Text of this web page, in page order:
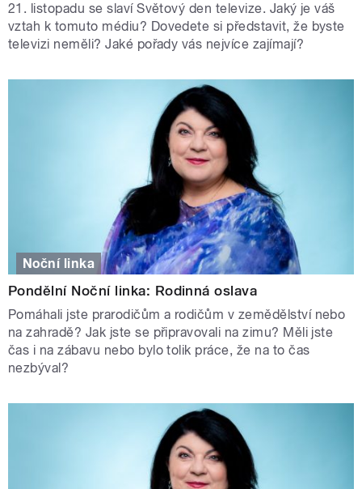
21. listopadu se slaví Světový den televize. Jaký je váš
vztah k tomuto médiu? Dovedete si představit, že byste
televizi neměli? Jaké pořady vás nejvíce zajímají?
Noční linka
Pondělní Noční linka: Rodinná oslava
Pomáhali jste prarodičům a rodičům v zemědělství nebo
na zahradě? Jak jste se připravovali na zimu? Měli jste
čas i na zábavu nebo bylo tolik práce, že na to čas
nezbýval?